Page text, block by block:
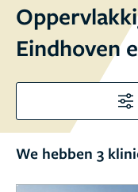
Eindhoven
We hebben 3